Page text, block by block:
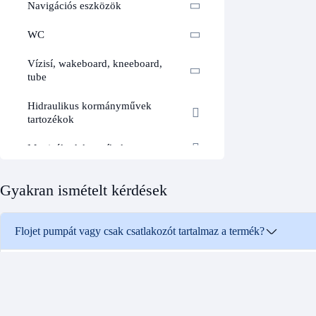
Navigációs eszközök
WC
Vízisí, wakeboard, kneeboard,
tube
Hidraulikus kormányművek
tartozékok
Matricák, dekorcsíkok
Ruházat
Gyakran ismételt kérdések
Flojet pumpát vagy csak csatlakozót tartalmaz a termék?